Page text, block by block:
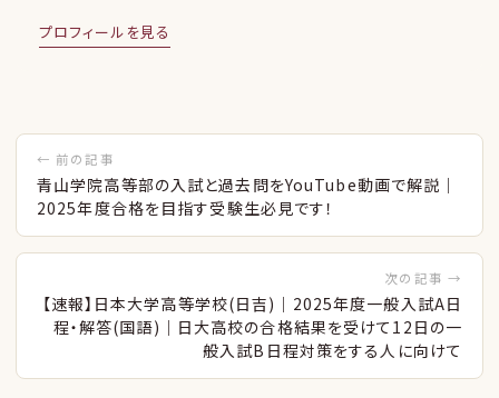
プロフィールを見る
← 前の記事
青山学院高等部の入試と過去問をYouTube動画で解説｜
2025年度合格を目指す受験生必見です！
次の記事 →
【速報】日本大学高等学校(日吉)｜2025年度一般入試A日
程・解答(国語)｜日大高校の合格結果を受けて12日の一
般入試B日程対策をする人に向けて